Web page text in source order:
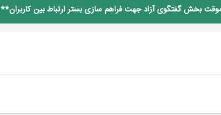
بخش گفتگوی آزاد جهت فراهم سازی بستر ارتباط بین کاربران**